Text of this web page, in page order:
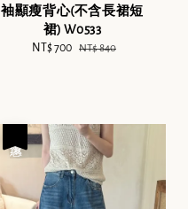
袖顯瘦背心(不含長裙短
裙) W0533
Sale
NT$ 700 Regular
NT$ 840